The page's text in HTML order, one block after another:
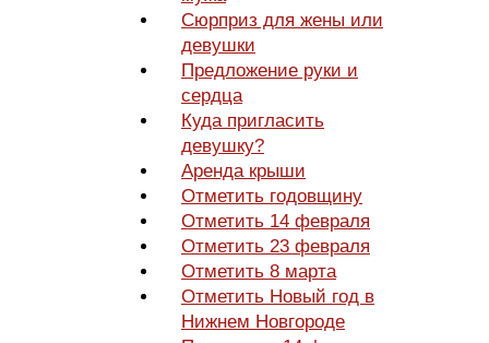
Сюрприз для жены или
девушки
Предложение руки и
сердца
Куда пригласить
девушку?
Аренда крыши
Отметить годовщину
Отметить 14 февраля
Отметить 23 февраля
Отметить 8 марта
Отметить Новый год в
Нижнем Новгороде